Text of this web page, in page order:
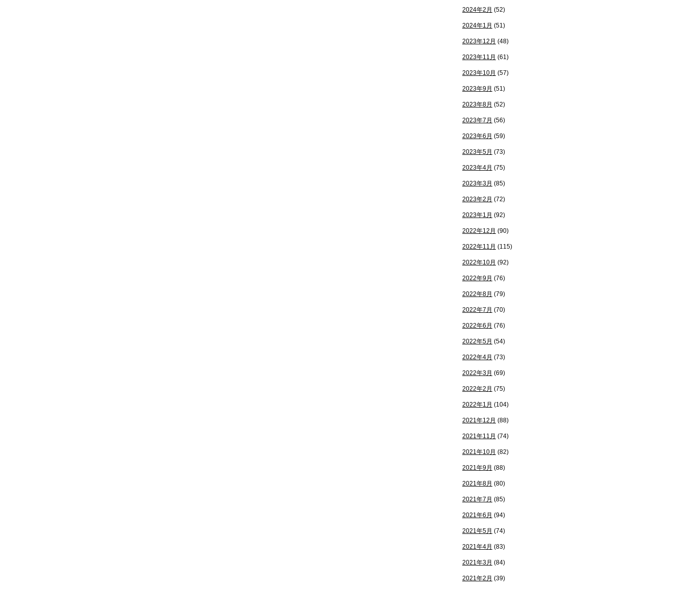
2024年2月 (52)
2024年1月 (51)
2023年12月 (48)
2023年11月 (61)
2023年10月 (57)
2023年9月 (51)
2023年8月 (52)
2023年7月 (56)
2023年6月 (59)
2023年5月 (73)
2023年4月 (75)
2023年3月 (85)
2023年2月 (72)
2023年1月 (92)
2022年12月 (90)
2022年11月 (115)
2022年10月 (92)
2022年9月 (76)
2022年8月 (79)
2022年7月 (70)
2022年6月 (76)
2022年5月 (54)
2022年4月 (73)
2022年3月 (69)
2022年2月 (75)
2022年1月 (104)
2021年12月 (88)
2021年11月 (74)
2021年10月 (82)
2021年9月 (88)
2021年8月 (80)
2021年7月 (85)
2021年6月 (94)
2021年5月 (74)
2021年4月 (83)
2021年3月 (84)
2021年2月 (39)